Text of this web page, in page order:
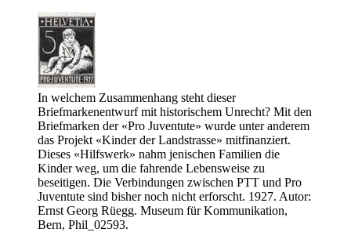
In welchem Zusammenhang steht dieser
Briefmarkenentwurf mit historischem Unrecht? Mit den
Briefmarken der «Pro Juventute» wurde unter anderem
das Projekt «Kinder der Landstrasse» mitfinanziert.
Dieses «Hilfswerk» nahm jenischen Familien die
Kinder weg, um die fahrende Lebensweise zu
beseitigen. Die Verbindungen zwischen PTT und Pro
Juventute sind bisher noch nicht erforscht. 1927. Autor:
Ernst Georg Rüegg. Museum für Kommunikation,
Bern, Phil_02593.